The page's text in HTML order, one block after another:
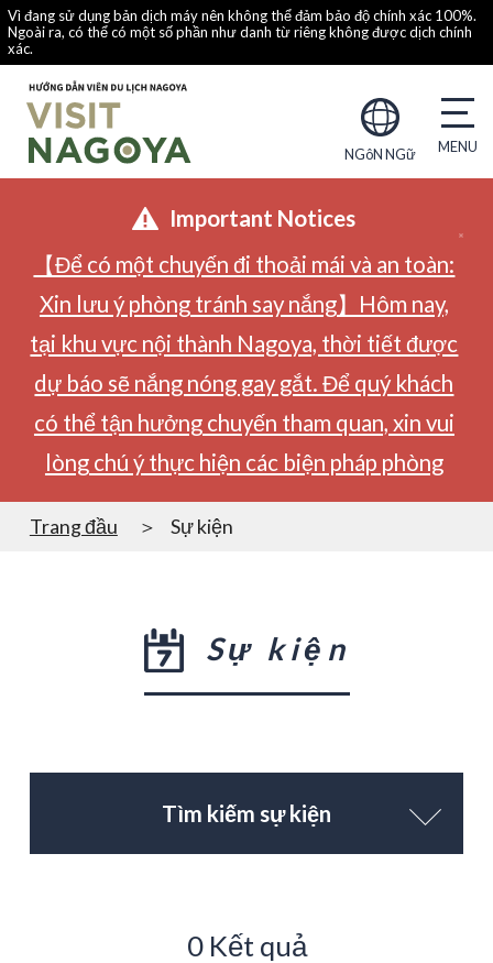
Vì đang sử dụng bản dịch máy nên không thể đảm bảo độ chính xác 100%.
Ngoài ra, có thể có một số phần như danh từ riêng không được dịch chính
xác.
NGôN NGữ
Important Notices
【Để có một chuyến đi thoải mái và an toàn:
Xin lưu ý phòng tránh say nắng】Hôm nay,
tại khu vực nội thành Nagoya, thời tiết được
dự báo sẽ nắng nóng gay gắt. Để quý khách
có thể tận hưởng chuyến tham quan, xin vui
lòng chú ý thực hiện các biện pháp phòng
Trang đầu Sự kiện
Sự kiện
Tìm kiếm sự kiện
0 Kết quả